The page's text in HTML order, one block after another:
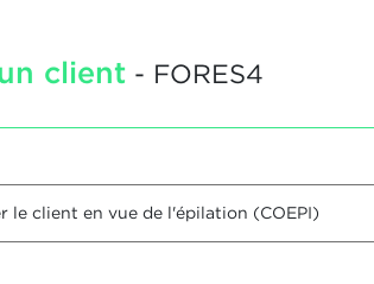
client- FORES4
le client en vue de l'épilation (COEPI)